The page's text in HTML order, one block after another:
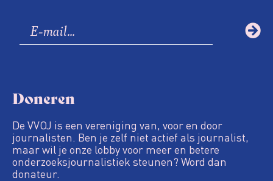
Doneren
De VVOJ is een vereniging van, voor en door
journalisten. Ben je zelf niet actief als journalist,
maar wil je onze lobby voor meer en betere
onderzoeksjournalistiek steunen? Word dan
donateur.